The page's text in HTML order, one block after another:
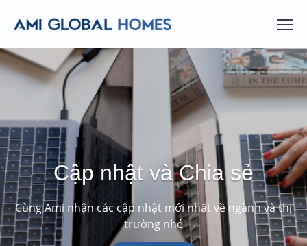
Cập nhật và Chia sẻ
Cùng Ami nhận các cập nhật mới nhất về ngành và thị
trường nhé